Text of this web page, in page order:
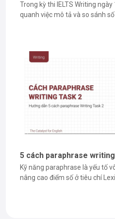
Trong kỳ thi IELTS Writing
quanh việc mô tả và so sánh
là dạng bài thảo luận hai ý
5 cách paraphrase
Kỹ năng paraphrase là yếu tố
nâng cao điểm số ở tiêu chí
Writing Task 2. Chính vì vậy,